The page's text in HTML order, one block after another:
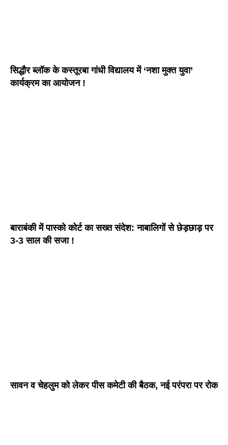
सिद्धौर ब्लॉक के कस्तूरबा गांधी विद्यालय में ‘नशा मुक्त युवा’
कार्यक्रम का आयोजन !
बाराबंकी में पास्को कोर्ट का सख्त संदेश: नाबालिगों से छेड़छाड़ पर
3-3 साल की सजा !
सावन व चेहलुम को लेकर पीस कमेटी की बैठक, नई परंपरा पर रोक